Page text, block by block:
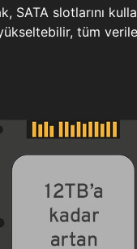
SATA slotlarını
tüm